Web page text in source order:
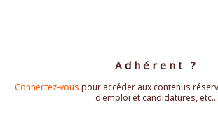
Adhérent ?
Connectez-vous pour accéder aux contenus
d'emploi et candidatures, etc...